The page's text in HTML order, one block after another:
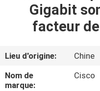
MAISON
VIDÉOS
Gigabit
facteur
Lieu d'origine:
Chine
Nom de
marque:
Cisco